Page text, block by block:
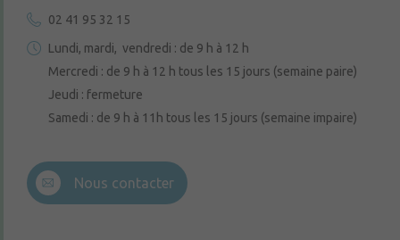
02 41 95 32 15
Lundi, mardi, vendredi : de 9 h à 12 h
Mercredi : de 9 h à 12 h tous les 15 jours (semaine paire)
Jeudi : fermeture
Samedi : de 9 h à 11h tous les 15 jours (semaine impaire)
Nous contacter